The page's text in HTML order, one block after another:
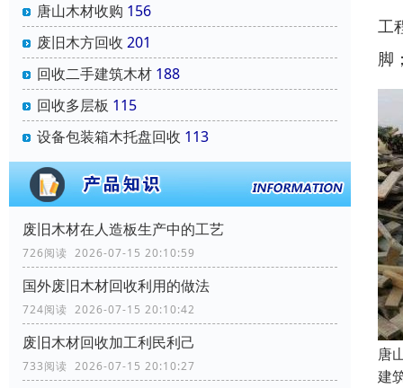
唐山木材收购 156
废旧木方回收 201
回收二手建筑木材 188
回收多层板 115
设备包装箱木托盘回收 113
废旧木材在人造板生产中的工艺
726阅读 2026-07-15 20:10:59
国外废旧木材回收利用的做法
724阅读 2026-07-15 20:10:42
废旧木材回收加工利民利己
733阅读 2026-07-15 20:10:27
工
脚
唐
建